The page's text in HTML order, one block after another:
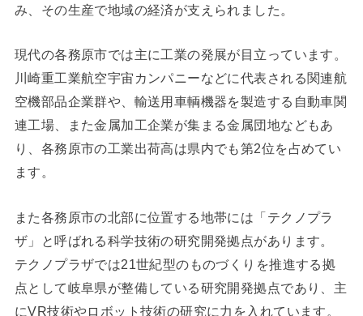
み、その生産で地域の経済が支えられました。
現代の各務原市では主に工業の発展が目立っています。
川崎重工業航空宇宙カンパニーなどに代表される関連航
空機部品企業群や、輸送用車輌機器を製造する自動車関
連工場、また金属加工企業が集まる金属団地などもあ
り、各務原市の工業出荷高は県内でも第2位を占めてい
ます。
また各務原市の北部に位置する地帯には「テクノプラ
ザ」と呼ばれる科学技術の研究開発拠点があります。
テクノプラザでは21世紀型のものづくりを推進する拠
点として岐阜県が整備している研究開発拠点であり、主
にVR技術やロボット技術の研究に力を入れています。